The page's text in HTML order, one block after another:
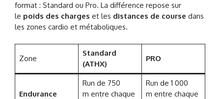
format : Standard ou Pro. La différence repose sur
le poids des charges et les distances de course dans
les zones cardio et métaboliques.
Zone
Standard
(ATHX)
PRO
Endurance
Run de 750
m entre chaque
Run de 1 000
m entre chaque